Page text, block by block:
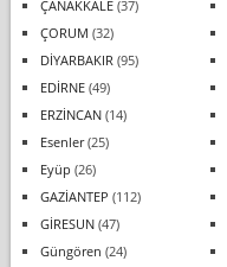
ÇANAKKALE(37)
ÇORUM (32)
DİYARBAKIR (95)
EDİRNE(49)
ERZİNCAN(14)
Esenler(25)
Eyüp (26)
GAZİANTEP (112)
GİRESUN(47)
Güngören (24)